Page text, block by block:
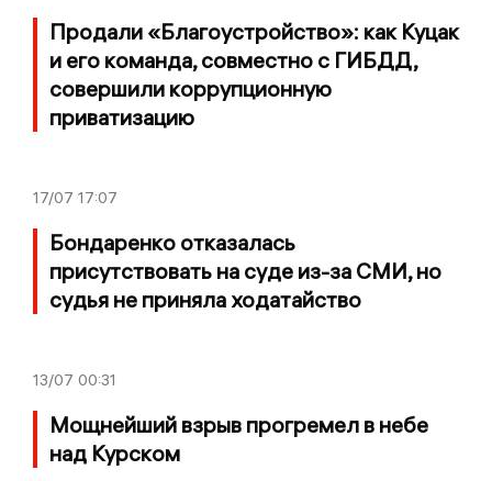
Продали «Благоустройство»: как Куцак
и его команда, совместно с ГИБДД,
совершили коррупционную
приватизацию
17/07 17:07
Бондаренко отказалась
присутствовать на суде из-за СМИ, но
судья не приняла ходатайство
13/07 00:31
Мощнейший взрыв прогремел в небе
над Курском